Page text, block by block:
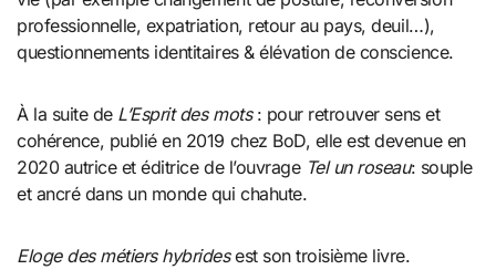
professionnelle, expatriation, retour au pays, deuil…),
questionnements identitaires & élévation de conscience.
À la suite de L’Esprit des mots: pour retrouver sens et
cohérence, publié en 2019 chez BoD, elle est devenue en
2020 autrice et éditrice de l’ouvrage Tel un roseau: souple
et ancré dans un monde qui chahute.
Eloge des métiers hybridesest son troisième livre.